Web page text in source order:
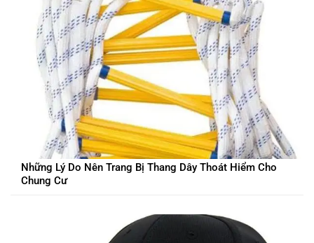
Những Lý Do Nên Trang Bị Thang Dây Thoát Hiểm Cho
Chung Cư